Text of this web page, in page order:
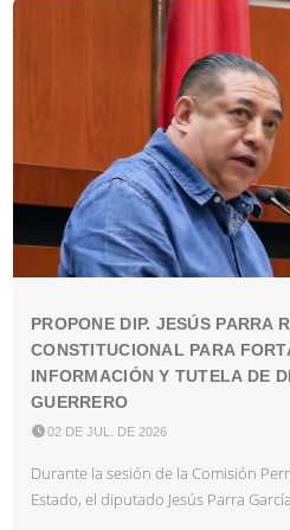
PROPONE DIP. JESÚS PARRA
CONSTITUCIONAL PARA
INFORMACIÓN Y TUTELA DE
GUERRERO
02 DE JUL. DE 2026
Durante la sesión de la Comisión
Estado, el diputado Jesús Parra